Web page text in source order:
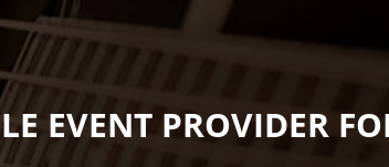
EVENT PROVIDER